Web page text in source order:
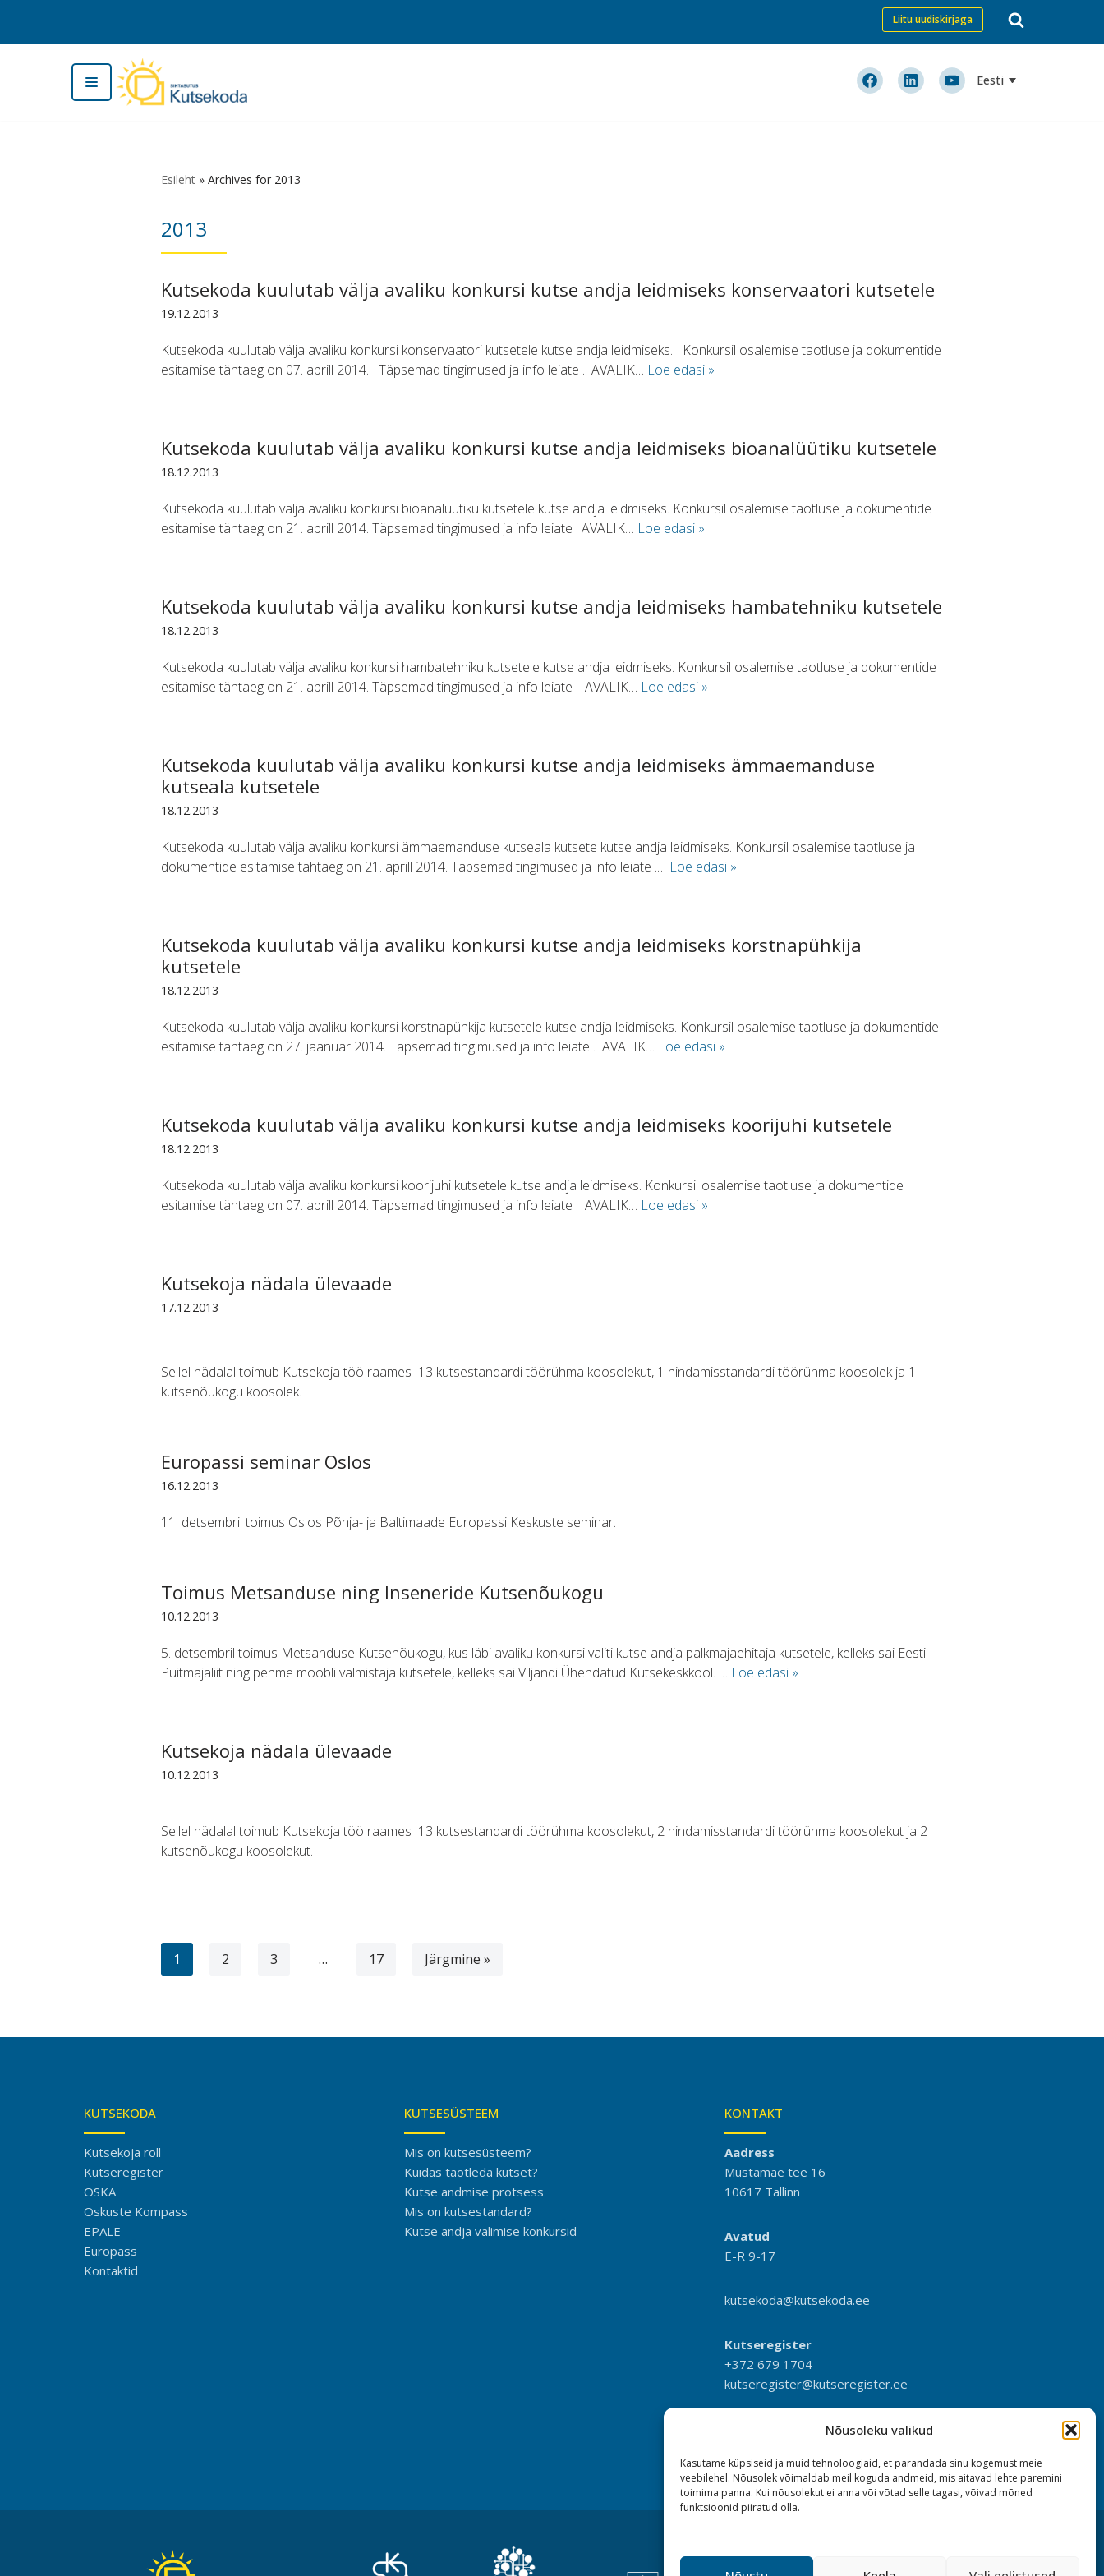
Nõusoleku valikud
Kasutame küpsiseid ja muid tehnoloogiaid, et parandada sinu kogemust meie
veebilehel. Nõusolek võimaldab meil koguda andmeid, mis aitavad lehte paremini
toimima panna. Kui nõusolekut ei anna või võtad selle tagasi, võivad mõned
funktsioonid piiratud olla.
Skip
Liitu uudiskirjaga
Eesti
Esileht» Archives for 2013
2013
Kutsekoda kuulutab välja avaliku konkursi kutse andja leidmiseks konservaatori kutsetele
19.12.2013
Kutsekoda kuulutab välja avaliku konkursi konservaatori kutsetele kutse andja leidmiseks. Konkursil osalemise taotluse ja dokumentide
esitamise tähtaeg on 07. aprill 2014. Täpsemad tingimused ja info leiate . AVALIK… Loe edasi »
Kutsekoda kuulutab välja avaliku konkursi kutse andja leidmiseks bioanalüütiku kutsetele
18.12.2013
Kutsekoda kuulutab välja avaliku konkursi bioanalüütiku kutsetele kutse andja leidmiseks. Konkursil osalemise taotluse ja dokumentide
esitamise tähtaeg on 21. aprill 2014. Täpsemad tingimused ja info leiate . AVALIK… Loe edasi »
Kutsekoda kuulutab välja avaliku konkursi kutse andja leidmiseks hambatehniku kutsetele
18.12.2013
Kutsekoda kuulutab välja avaliku konkursi hambatehniku kutsetele kutse andja leidmiseks. Konkursil osalemise taotluse ja dokumentide
esitamise tähtaeg on 21. aprill 2014. Täpsemad tingimused ja info leiate . AVALIK… Loe edasi »
Kutsekoda kuulutab välja avaliku konkursi kutse andja leidmiseks ämmaemanduse
kutseala kutsetele
18.12.2013
Kutsekoda kuulutab välja avaliku konkursi ämmaemanduse kutseala kutsete kutse andja leidmiseks. Konkursil osalemise taotluse ja
dokumentide esitamise tähtaeg on 21. aprill 2014. Täpsemad tingimused ja info leiate .… Loe edasi »
Kutsekoda kuulutab välja avaliku konkursi kutse andja leidmiseks korstnapühkija
kutsetele
18.12.2013
Kutsekoda kuulutab välja avaliku konkursi korstnapühkija kutsetele kutse andja leidmiseks. Konkursil osalemise taotluse ja dokumentide
esitamise tähtaeg on 27. jaanuar 2014. Täpsemad tingimused ja info leiate . AVALIK… Loe edasi »
Kutsekoda kuulutab välja avaliku konkursi kutse andja leidmiseks koorijuhi kutsetele
18.12.2013
Kutsekoda kuulutab välja avaliku konkursi koorijuhi kutsetele kutse andja leidmiseks. Konkursil osalemise taotluse ja dokumentide
esitamise tähtaeg on 07. aprill 2014. Täpsemad tingimused ja info leiate . AVALIK… Loe edasi »
Kutsekoja nädala ülevaade
17.12.2013
Sellel nädalal toimub Kutsekoja töö raames 13 kutsestandardi töörühma koosolekut, 1 hindamisstandardi töörühma koosolek ja 1
kutsenõukogu koosolek.
Europassi seminar Oslos
16.12.2013
11. detsembril toimus Oslos Põhja- ja Baltimaade Europassi Keskuste seminar.
Toimus Metsanduse ning Inseneride Kutsenõukogu
10.12.2013
5. detsembril toimus Metsanduse Kutsenõukogu, kus läbi avaliku konkursi valiti kutse andja palkmajaehitaja kutsetele, kelleks sai Eesti
Puitmajaliit ning pehme mööbli valmistaja kutsetele, kelleks sai Viljandi Ühendatud Kutsekeskkool. … Loe edasi »
Kutsekoja nädala ülevaade
10.12.2013
Sellel nädalal toimub Kutsekoja töö raames 13 kutsestandardi töörühma koosolekut, 2 hindamisstandardi töörühma koosolekut ja 2
kutsenõukogu koosolekut.
1 2 3 … 17 Järgmine »
KUTSEKODA
Kutsekoja roll
Kutseregister
OSKA
Oskuste Kompass
EPALE
Europass
Kontaktid
KUTSESÜSTEEM
Mis on kutsesüsteem?
Kuidas taotleda kutset?
Kutse andmise protsess
Mis on kutsestandard?
Kutse andja valimise konkursid
KONTAKT
Aadress
Mustamäe tee 16
10617 Tallinn
Avatud
E-R 9-17
kutsekoda@kutsekoda.ee
Kutseregister
+372 679 1704
kutseregister@kutseregister.ee